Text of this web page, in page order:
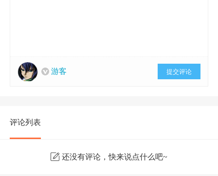
游客 提交评论
评论列表
还没有评论，快来说点什么吧~